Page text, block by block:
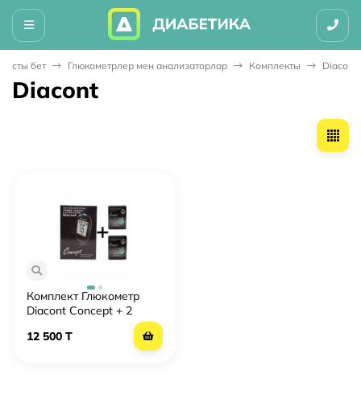
Басты бет Глюкометрлер мен анализаторлар Комплекты Diacont
Diacont
Комплект Глюкометр
Diacont Concept + 2
упаковки ТП №50, шт
12 500 T